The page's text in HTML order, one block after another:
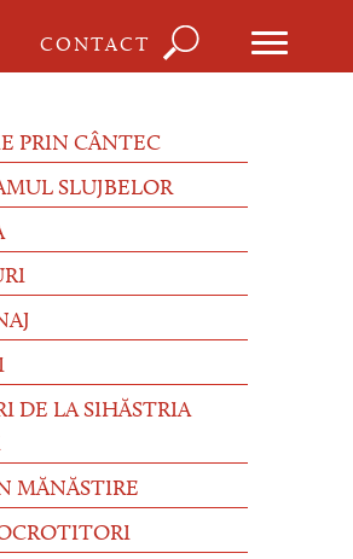
CONTACT
căutare
PRIN CÂNTEC
SLUJBELOR
DE LA SIHĂSTRIA
MĂNĂSTIRE